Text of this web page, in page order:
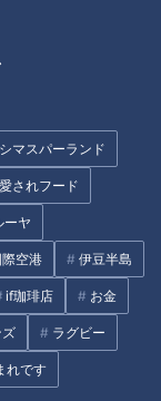
マスパーランド
愛されフード
ーヤ
空港 伊豆半島
if珈琲店 お金
ズ ラグビー
れです
ら明かす！大野雄
スになれた理由と
天・涌井の思い出
たい番組のコト